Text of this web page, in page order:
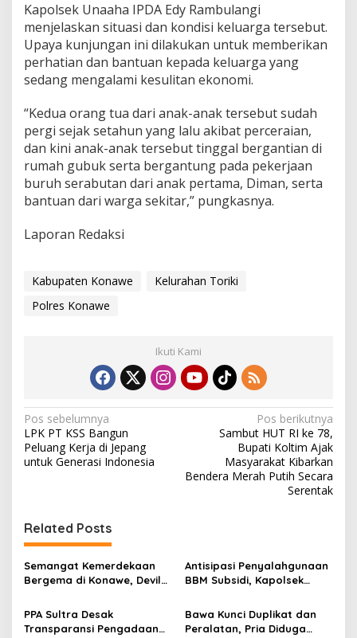
a
m
p
u
d
i
e
l
u
r
a
h
a
k
Kapolsek Unaaha IPDA Edy Rambulangi
menjelaskan situasi dan kondisi keluarga tersebut.
Upaya kunjungan ini dilakukan untuk memberikan
perhatian dan bantuan kepada keluarga yang
sedang mengalami kesulitan ekonomi.
“Kedua orang tua dari anak-anak tersebut sudah
pergi sejak setahun yang lalu akibat perceraian,
dan kini anak-anak tersebut tinggal bergantian di
rumah gubuk serta bergantung pada pekerjaan
buruh serabutan dari anak pertama, Diman, serta
bantuan dari warga sekitar,” pungkasnya.
Laporan Redaksi
Kabupaten Konawe
Kelurahan Toriki
Polres Konawe
Ikuti Kami
N
a
v
a
s
i
o
Pos sebelumnya
LPK PT KSS Bangun
Peluang Kerja di Jepang
untuk Generasi Indonesia
Pos berikutnya
Sambut HUT RI ke 78,
Bupati Koltim Ajak
Masyarakat Kibarkan
Bendera Merah Putih Secara
Serentak
Related Posts
Semangat Kemerdekaan
Bergema di Konawe, Devile
Barisan
Antisipasi Penyalahgunaan
BBM Subsidi, Kapolsek
Pengisian di SPBU
PPA Sultra Desak
Transparansi Pengadaan
Bawa Kunci Duplikat dan
Peralatan, Pria Diduga